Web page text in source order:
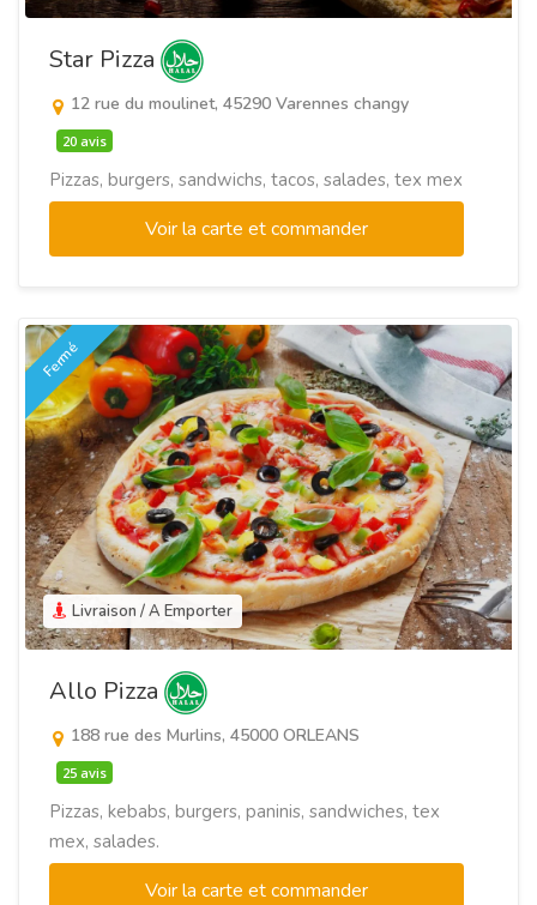
Star Pizza
12 rue du moulinet, 45290 Varennes changy
20 avis
Pizzas, burgers, sandwichs, tacos, salades, tex mex
Voir la carte et commander
Livraison / A Emporter
Fermé
Allo Pizza
188 rue des Murlins, 45000 ORLEANS
25 avis
Pizzas, kebabs, burgers, paninis, sandwiches, tex
mex, salades.
Voir la carte et commander